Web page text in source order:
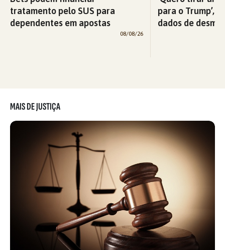
tratamento pelo SUS para
dependentes em apostas
08/08/26
para o Trump’,
dados de
MAIS DE JUSTIÇA